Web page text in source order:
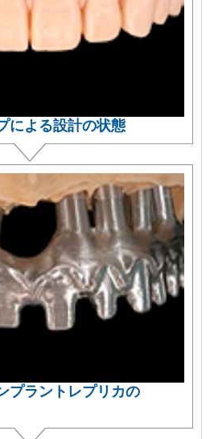
による設計の状態
プラントレプリカの